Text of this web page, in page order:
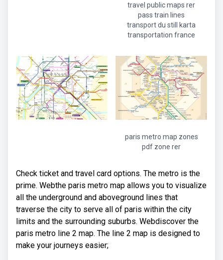
travel public maps rer
pass train lines
transport du still karta
transportation france
paris metro map zones
pdf zone rer
Check ticket and travel card options. The metro is the
prime. Webthe paris metro map allows you to visualize
all the underground and aboveground lines that
traverse the city to serve all of paris within the city
limits and the surrounding suburbs. Webdiscover the
paris metro line 2 map. The line 2 map is designed to
make your journeys easier;